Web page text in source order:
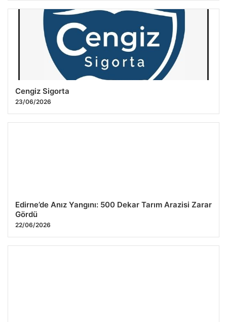
Cengiz Sigorta
23/06/2026
Edirne’de Anız Yangını: 500 Dekar Tarım Arazisi Zarar
Gördü
22/06/2026